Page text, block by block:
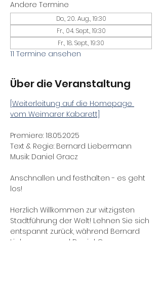
Andere Termine
Do., 20. Aug., 19:30
Fr., 04. Sept., 19:30
Fr., 18. Sept., 19:30
11 Termine ansehen
Über die Veranstaltung
[Weiterleitung auf die Homepage
vom Weimarer Kabarett]
Premiere: 18.05.2025
Text & Regie: Bernard Liebermann
Musik: Daniel Gracz
Anschnallen und festhalten - es geht
los!
Herzlich Willkommen zur witzigsten
Stadtführung der Welt! Lehnen Sie sich
entspannt zurück, während Bernard
Liebermann und Daniel Gracz ganz